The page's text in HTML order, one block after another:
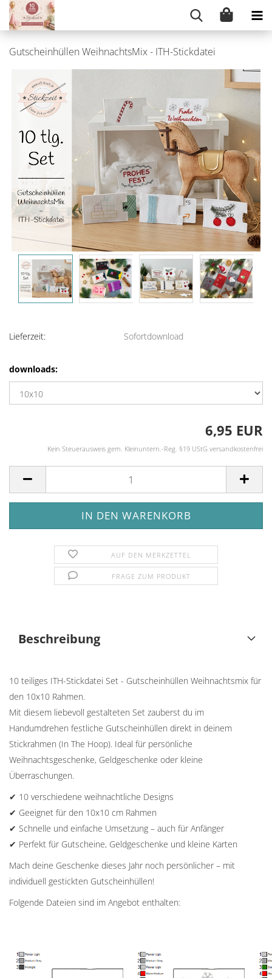
Gutscheinhüllen WeihnachtsMix - ITH-Stickdatei
Lieferzeit: Sofortdownload
downloads:
6,95 EUR
Kein Steuerausweis gem. Kleinuntern.-Reg. §19 UStG versandkostenfrei
AUF DEN MERKZETTEL
FRAGE ZUM PRODUKT
Beschreibung
10 teiliges ITH-Stickdatei Set - Gutscheinhüllen Weihnachtsmix für
den 10x10 Rahmen.
Mit diesem liebevoll gestalteten Set zauberst du im
Handumdrehen festliche Gutscheinhüllen direkt in deinem
Stickrahmen (In The Hoop). Ideal für persönliche
Weihnachtsgeschenke, Geldgeschenke oder kleine
Überraschungen.
✔ 10 verschiedene weihnachtliche Designs
✔ Geeignet für den 10x10 cm Rahmen
✔ Schnelle und einfache Umsetzung – auch für Anfänger
✔ Perfekt für Gutscheine, Geldgeschenke und kleine Karten
Mach deine Geschenke dieses Jahr noch persönlicher – mit
individuell gestickten Gutscheinhüllen!
Folgende Dateien sind im Angebot enthalten: